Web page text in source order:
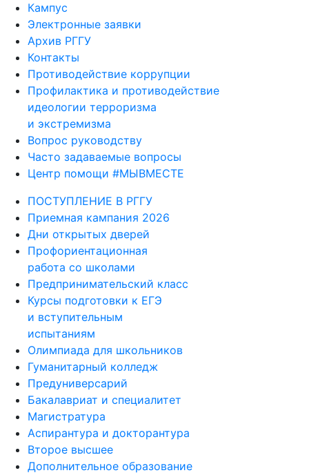
Кампус
Электронные заявки
Архив РГГУ
Контакты
Противодействие коррупции
Профилактика и противодействие
идеологии терроризма
и экстремизма
Вопрос руководству
Часто задаваемые вопросы
Центр помощи #МЫВМЕСТЕ
ПОСТУПЛЕНИЕ В РГГУ
Приемная кампания 2026
Дни открытых дверей
Профориентационная
работа со школами
Предпринимательский класс
Курсы подготовки к ЕГЭ
и вступительным
испытаниям
Олимпиада для школьников
Гуманитарный колледж
Предуниверсарий
Бакалавриат и специалитет
Магистратура
Аспирантура и докторантура
Второе высшее
Дополнительное образование